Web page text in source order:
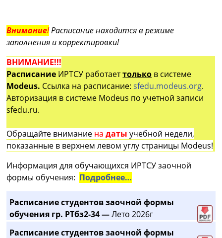
Внимание!Расписание находится в режиме
заполнения и корректировки!
ВНИМАНИЕ!!!
Расписание ИРТСУ работаеттолько в системе
Modeus. Ссылка на расписание:sfedu.modeus.org.
Авторизация в системе Modeus по учетной записи
sfedu.ru.
Обращайте внимание на датыучебной недели,
показанные в верхнем левом углу страницы Modeus!
Информация для обучающихся ИРТСУ заочной
формы обучения: Подробнее…
Расписание студентов заочной формы
обучения гр. РТбз2-34 —Лето 2026г
Расписание студентов заочной формы